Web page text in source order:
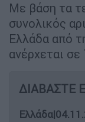
Με βάση τα
συνολικός
Ελλάδα από
ανέρχεται σε
ΔΙΑΒΑΣΤΕ
Ελλάδα|